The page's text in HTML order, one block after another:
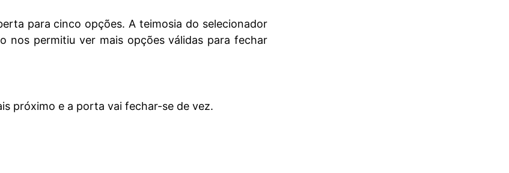
para cinco opções. A teimosia do selecionador
nos permitiu ver mais opções válidas para fechar
próximo e a porta vai fechar-se de vez.